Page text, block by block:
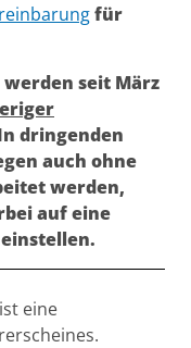
für
seit März
dringenden
auch ohne
werden,
auf eine
eine